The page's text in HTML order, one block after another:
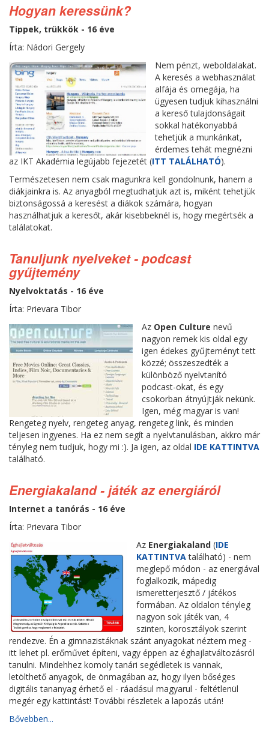
Hogyan keressünk?
Tippek, trükkök - 16 éve
Írta: Nádori Gergely
Nem pénzt, weboldalakat.
A keresés a webhasználat
alfája és omegája, ha
ügyesen tudjuk kihasználni
a kereső tulajdonságait
sokkal hatékonyabbá
tehetjük a munkánkat,
érdemes tehát megnézni
az IKT Akadémia legújabb fejezetét (ITT TALÁLHATÓ).
Természetesen nem csak magunkra kell gondolnunk, hanem a
diákjainkra is. Az anyagból megtudhatjuk azt is, miként tehetjük
biztonságossá a keresést a diákok számára, hogyan
használhatjuk a keresőt, akár kisebbeknél is, hogy megértsék a
találatokat.
Tanuljunk nyelveket - podcast
gyűjtemény
Nyelvoktatás - 16 éve
Írta: Prievara Tibor
Az Open Culture nevű
nagyon remek kis oldal egy
igen édekes gyűjteményt tett
közzé; összeszedték a
különböző nyelvtanító
podcast-okat, és egy
csokorban átnyújtják nekünk.
Igen, még magyar is van!
Rengeteg nyelv, rengeteg anyag, rengeteg link, és minden
teljesen ingyenes. Ha ez nem segít a nyelvtanulásban, akkro már
tényleg nem tudjuk, hogy mi :). Ja igen, az oldal IDE KATTINTVA
található.
Energiakaland - játék az energiáról
Internet a tanórás - 16 éve
Írta: Prievara Tibor
Az Energiakaland (IDE
KATTINTVAtalálható) - nem
meglepő módon - az energiával
foglalkozik, mápedig
ismeretterjesztő / játékos
formában. Az oldalon tényleg
nagyon sok játék van, 4
szinten, korosztályok szerint
rendezve. Én a gimnazistáknak szánt anyagokat néztem meg -
itt lehet pl. erőművet építeni, vagy éppen az éghajlatváltozásról
tanulni. Mindehhez komoly tanári segédletek is vannak,
letölthető anyagok, de önmagában az, hogy ilyen bőséges
digitális tananyag érhető el - ráadásul magyarul - feltétlenül
megér egy kattintást! További részletek a lapozás után!
Bővebben...